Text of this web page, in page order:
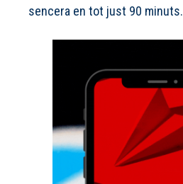
sencera en tot just 90 minuts.